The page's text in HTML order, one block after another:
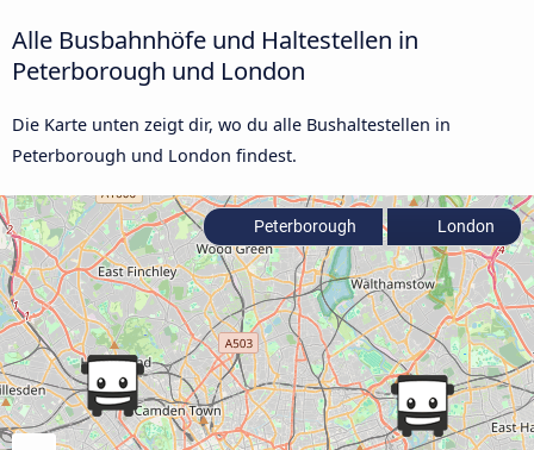
Alle Busbahnhöfe und Haltestellen in
Peterborough und London
Die Karte unten zeigt dir, wo du alle Bushaltestellen in
Peterborough und London findest.
Peterborough London